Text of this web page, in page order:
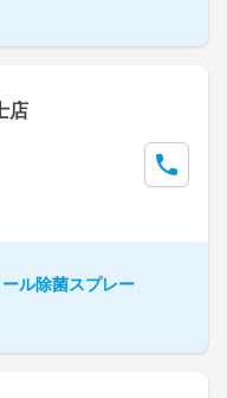
店
ル除菌スプレー